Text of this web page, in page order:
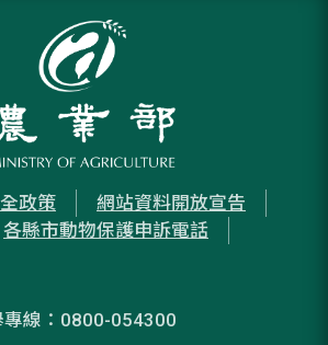
政策
網站資料開放宣告
各縣市動物保護申訴電話
專線：0800-054300